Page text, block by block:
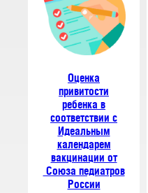
Оценка
привитости
ребенка в
соответствии с
Идеальным
календарем
вакцинации от
Союза педиатров
России